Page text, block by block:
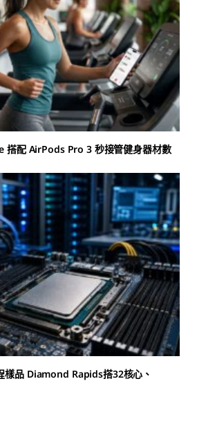
搭配 AirPods Pro 3 秒接管健身器材數
樣品 Diamond Rapids搭32核心、